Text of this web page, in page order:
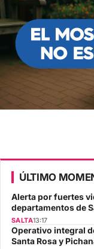
ÚLTIMO
Alerta por fuertes
departamentos de
SALTA13:17
Operativo integral
Santa Rosa y